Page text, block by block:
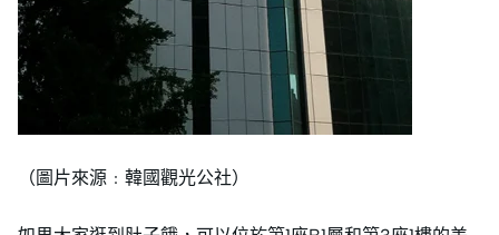
（圖片來源﹕韓國觀光公社）